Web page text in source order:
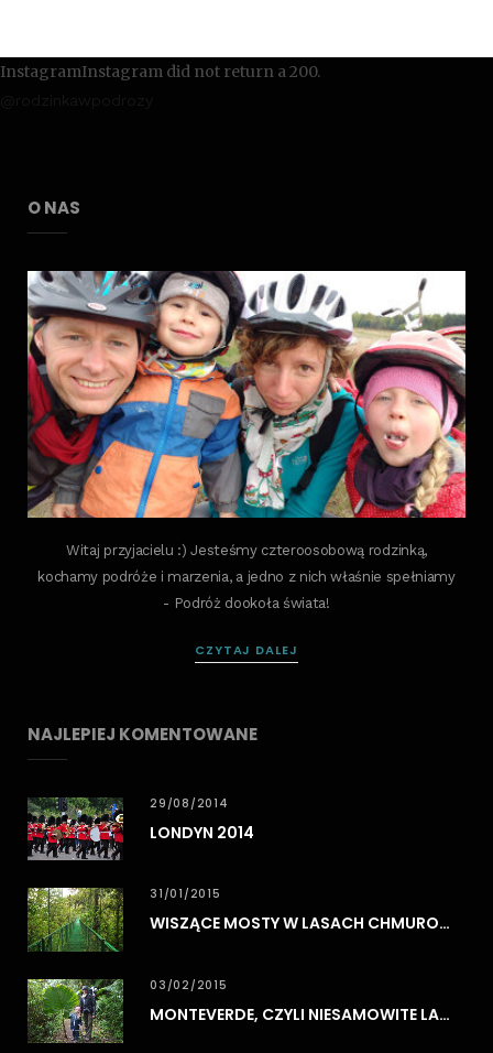
InstagramInstagram did not return a 200.
O NAS
Witaj przyjacielu :) Jesteśmy czteroosobową rodzinką,
kochamy podróże i marzenia, a jedno z nich właśnie spełniamy
- Podróż dookoła świata!
CZYTAJ DALEJ
NAJLEPIEJ KOMENTOWANE
29/08/2014
LONDYN 2014
31/01/2015
WISZĄCE MOSTY W LASACH CHMUROWYCH MONTEVERDE
03/02/2015
MONTEVERDE, CZYLI NIESAMOWITE LASY CHMUROWE